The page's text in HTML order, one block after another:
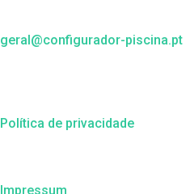
geral@configurador-piscina.pt
Política de privacidade
Impressum